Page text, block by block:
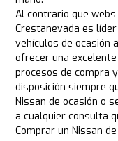
Al contrario que
Crestanevada es
vehículos de ocasión
ofrecer una
procesos de compra
disposición siempre
Nissan de ocasión o
a cualquier consulta
Comprar un Nissan